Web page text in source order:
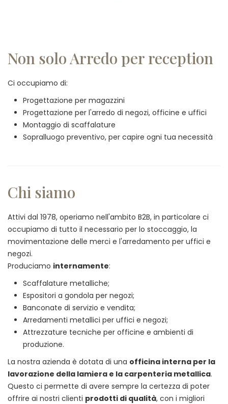
Non solo Arredo per reception
Ci occupiamo di:
Progettazione per magazzini
Progettazione per l'arredo di negozi, officine e uffici
Montaggio di scaffalature
Sopralluogo preventivo, per capire ogni tua necessità
Chi siamo
Attivi dal 1978, operiamo nell'ambito B2B, in particolare ci
occupiamo di tutto il necessario per lo stoccaggio, la
movimentazione delle merci e l'arredamento per uffici e
negozi.
Produciamo internamente:
Scaffalature metalliche;
Espositori a gondola per negozi;
Banconate di servizio e vendita;
Arredamenti metallici per uffici e negozi;
Attrezzature tecniche per officine e ambienti di
produzione.
La nostra azienda è dotata di una officina interna per la
lavorazione della lamiera e la carpenteria metallica.
Questo ci permette di avere sempre la certezza di poter
offrire ai nostri clienti prodotti di qualità, con i migliori